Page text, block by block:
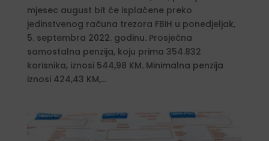
mjesec august bit će isplaćene preko
jedinstvenog računa trezora FBiH u ponedjeljak,
5. septembra 2022. godinu. Prosječna
samostalna penzija, koju prima 354.832
korisnika, iznosi 544,98 KM. Minimalna penzija
iznosi 424,43 KM,...